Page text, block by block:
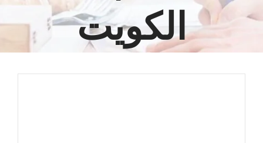
الكويت